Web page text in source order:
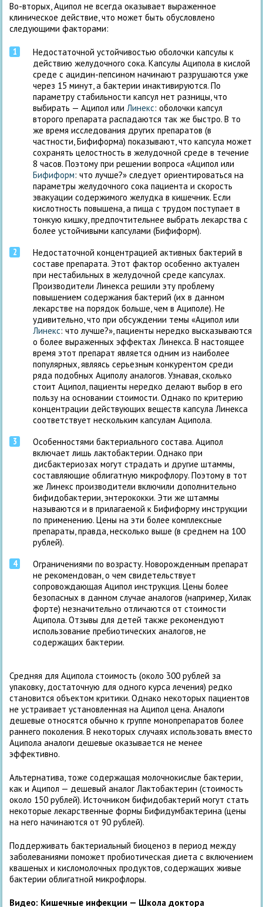
Во-вторых, Аципол не всегда оказывает выраженное
клиническое действие, что может быть обусловлено
следующими факторами:
Недостаточной устойчивостью оболочки капсулы к
действию желудочного сока. Капсулы Аципола в кислой
среде с ацидин-пепсином начинают разрушаются уже
через 15 минут, а бактерии инактивируются. По
параметру стабильности капсул нет разницы, что
выбирать — Аципол илиЛинекс: оболочки капсул
второго препарата распадаются так же быстро. В то
же время исследования других препаратов (в
частности, Бифиформа) показывают, что капсула может
сохранять целостность в желудочной среде в течение
8 часов. Поэтому при решении вопроса «Аципол или
Бифиформ: что лучше?» следует ориентироваться на
параметры желудочного сока пациента и скорость
эвакуации содержимого желудка в кишечник. Если
кислотность повышена, а пища с трудом поступает в
тонкую кишку, предпочтительнее выбрать лекарства с
более устойчивыми капсулами (Бифиформ).
Недостаточной концентрацией активных бактерий в
составе препарата. Этот фактор особенно актуален
при нестабильных в желудочной среде капсулах.
Производители Линекса решили эту проблему
повышением содержания бактерий (их в данном
лекарстве на порядок больше, чем в Ациполе). Не
удивительно, что при обсуждении темы «Аципол или
Линекс: что лучше?», пациенты нередко высказываются
о более выраженных эффектах Линекса. В настоящее
время этот препарат является одним из наиболее
популярных, являясь серьезным конкурентом среди
ряда подобных Ациполу аналогов. Узнавая, сколько
стоит Аципол, пациенты нередко делают выбор в его
пользу на основании стоимости. Однако по критерию
концентрации действующих веществ капсула Линекса
соответствует нескольким капсулам Аципола.
Особенностями бактериального состава. Аципол
включает лишь лактобактерии. Однако при
дисбактериозах могут страдать и другие штаммы,
составляющие облигатную микрофлору. Поэтому в тот
же Линекс производители включили дополнительно
бифидобактерии, энтерококки. Эти же штаммы
называются и в прилагаемой к Бифиформу инструкции
по применению. Цены на эти более комплексные
препараты, правда, несколько выше (в среднем на 100
рублей).
Ограничениями по возрасту. Новорожденным препарат
не рекомендован, о чем свидетельствует
сопровождающая Аципол инструкция. Цены более
безопасных в данном случае аналогов (например, Хилак
форте) незначительно отличаются от стоимости
Аципола. Отзывы для детей также рекомендуют
использование пребиотических аналогов, не
содержащих бактерии.
Средняя для Аципола стоимость (около 300 рублей за
упаковку, достаточную для одного курса лечения) редко
становится объектом критики. Однако некоторых пациентов
не устраивает установленная на Аципол цена. Аналоги
дешевые относятся обычно к группе монопрепаратов более
раннего поколения. В некоторых случаях использовать вместо
Аципола аналоги дешевые оказывается не менее
эффективно.
Альтернатива, тоже содержащая молочнокислые бактерии,
как и Аципол — дешевый аналог Лактобактерин (стоимость
около 150 рублей). Источником бифидобактерий могут стать
некоторые лекарственные формы Бифидумбактерина (цены
на него начинаются от 90 рублей).
Поддерживать бактериальный биоценоз в период между
заболеваниями поможет пробиотическая диета с включением
квашеных и кисломолочных продуктов, содержащих живые
бактерии облигатной микрофлоры.
Видео: Кишечные инфекции — Школа доктора